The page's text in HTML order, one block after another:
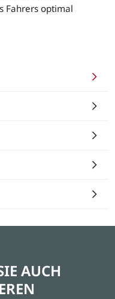
Fahrers optimal
AUCH